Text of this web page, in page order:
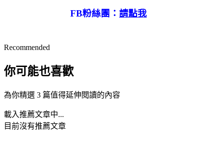
FB粉絲團： 請點我
Recommended
你可能也喜歡
為你精選 3 篇值得延伸閱讀的內容
載入推薦文章中...
目前沒有推薦文章